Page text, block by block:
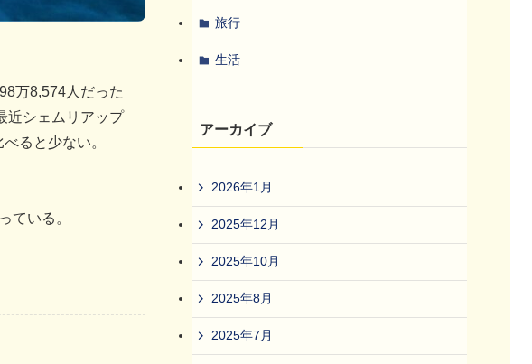
万8,574人だった
近シェムリアップ
ると少ない。
ている。
旅行
生活
アーカイブ
2026年1月
2025年12月
2025年10月
2025年8月
2025年7月